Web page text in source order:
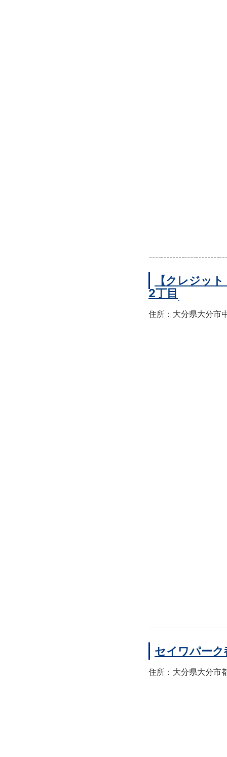
【クレジッ
2丁目
住所：大分県大分市
セイワパーク
住所：大分県大分市